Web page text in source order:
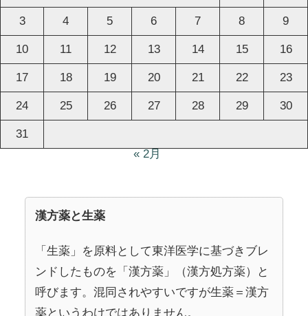
3 4 5 6 7 8 9
10 11 12 13 14 15 16
17 18 19 20 21 22 23
24 25 26 27 28 29 30
31
« 2月
漢方薬と生薬
「生薬」を原料として東洋医学に基づきブレ
ンドしたものを「漢方薬」（漢方処方薬）と
呼びます。混同されやすいですが生薬＝漢方
薬というわけではありません。